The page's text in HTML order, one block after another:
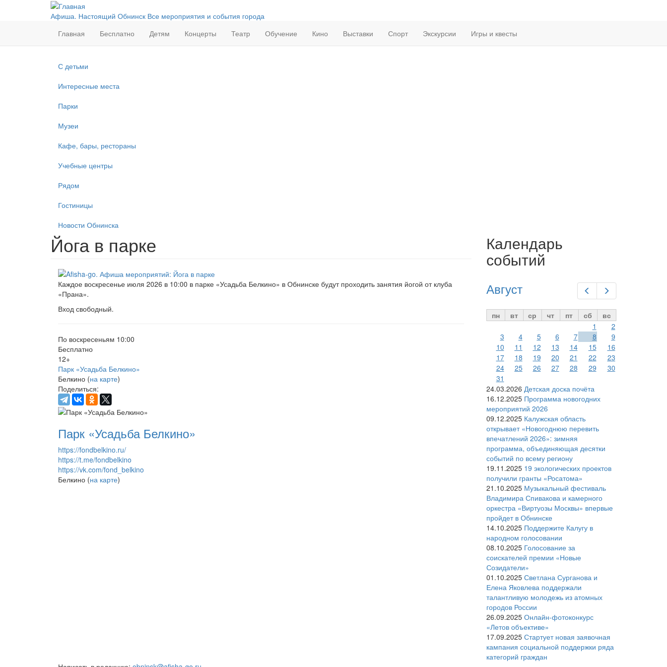
Афиша. Настоящий Обнинск Все мероприятия и события города
Главная
Бесплатно Детям Концерты Театр Обучение Кино Выставки Спорт Экскурсии Игры и квесты
С детьми
Интересные места
Парки
Музеи
Кафе, бары, рестораны
Учебные центры
Рядом
Гостиницы
Новости Обнинска
Йога в парке
Каждое воскресенье июля 2026 в 10:00 в парке «Усадьба Белкино» в Обнинске будут проходить занятия йогой от клуба
«Прана».
Вход свободный.
По воскресеньям 10:00
Бесплатно
12+
Парк «Усадьба Белкино»
Белкино (на карте)
Поделиться:
Парк «Усадьба Белкино»
https://fondbelkino.ru/
https://t.me/fondbelkino
https://vk.com/fond_belkino
Белкино (на карте)
Календарь
событий
Предыдущий
Август
пн вт ср чт пт сб
вс
1
2
3
4 5 6 7 8
9
10
11 12 13 14 15
16
17
18 19 20 21 22
23
24
25 26 27 28 29
30
31
24.03.2026 Детская доска почёта
16.12.2025 Программа новогодних
мероприятий 2026
09.12.2025 Калужская область
открывает «Новогоднюю перевить
впечатлений 2026»: зимняя
программа, объединяющая десятки
событий по всему региону
19.11.2025 19 экологических проектов
получили гранты «Росатома»
21.10.2025 Музыкальный фестиваль
Владимира Спивакова и камерного
оркестра «Виртуозы Москвы» впервые
пройдет в Обнинске
14.10.2025 Поддержите Калугу в
народном голосовании
08.10.2025 Голосование за
соискателей премии «Новые
Созидатели»
01.10.2025 Светлана Сурганова и
Елена Яковлева поддержали
талантливую молодежь из атомных
городов России
26.09.2025 Онлайн-фотоконкурс
«Летов объективе»
17.09.2025 Стартует новая заявочная
кампания социальной поддержки ряда
категорий граждан